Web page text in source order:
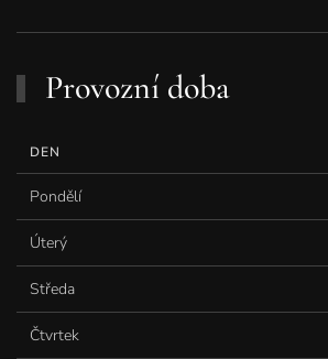
Provozní doba
DEN
Pondělí
Úterý
Středa
Čtvrtek